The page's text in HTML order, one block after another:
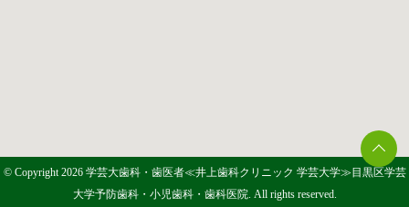
© Copyright 2026 学芸大歯科・歯医者≪井上歯科クリニック 学芸大学≫目黒区学芸
大学予防歯科・小児歯科・歯科医院. All rights reserved.